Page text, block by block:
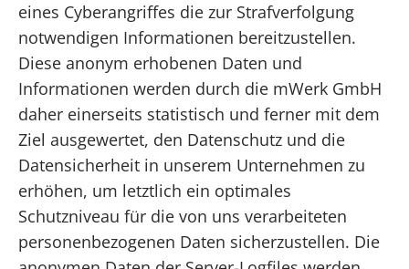
eines Cyberangriffes die zur Strafverfolgung
notwendigen Informationen bereitzustellen.
Diese anonym erhobenen Daten und
Informationen werden durch die mWerk GmbH
daher einerseits statistisch und ferner mit dem
Ziel ausgewertet, den Datenschutz und die
Datensicherheit in unserem Unternehmen zu
erhöhen, um letztlich ein optimales
Schutzniveau für die von uns verarbeiteten
personenbezogenen Daten sicherzustellen. Die